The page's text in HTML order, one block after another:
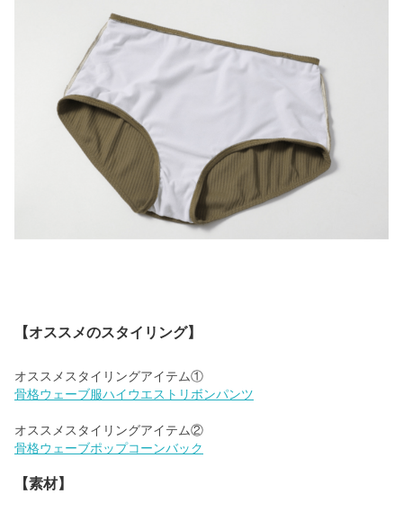
【オススメのスタイリング】
骨格ウェーブ服ハイウエストリボンパンツ
骨格ウェーブポップコーンバック
【素材】